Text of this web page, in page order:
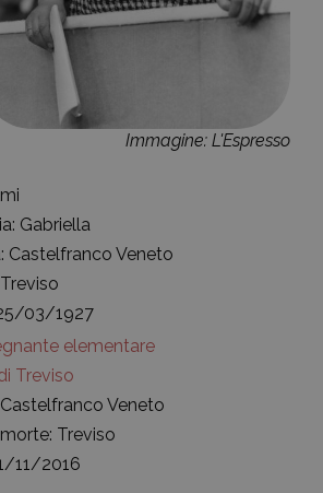
Immagine: L'Espresso
Gabriella
Castelfranco Veneto
03/1927
elementare
Treviso
Veneto
Treviso
11/2016